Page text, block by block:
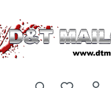
springen